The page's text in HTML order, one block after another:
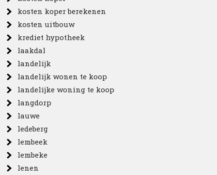
kosten koper berekenen
kosten uitbouw
krediet hypotheek
laakdal
landelijk
landelijk wonen te koop
landelijke woning te koop
langdorp
lauwe
ledeberg
lembeek
lembeke
lenen